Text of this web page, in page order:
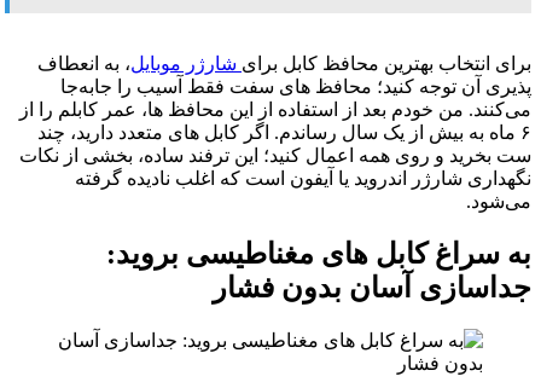
برای انتخاب بهترین محافظ کابل برای شارژر موبایل، به انعطاف‌
پذیری آن توجه کنید؛ محافظ‌ های سفت فقط آسیب را جابه‌جا
می‌کنند. من خودم بعد از استفاده از این محافظ‌ ها، عمر کابلم را از
۶ ماه به بیش از یک سال رساندم. اگر کابل‌ های متعدد دارید، چند
ست بخرید و روی همه اعمال کنید؛ این ترفند ساده، بخشی از نکات
نگهداری شارژر اندروید یا آیفون است که اغلب نادیده گرفته
می‌شود.
به سراغ کابل‌ های مغناطیسی بروید:
جداسازی آسان بدون فشار